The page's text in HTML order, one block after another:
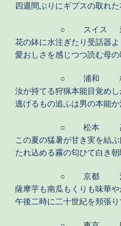
四週間ぶりにギプスの取れ
○ スイス
花の鉢に水注ぎたり受話器
愛おしさを感じつつ読む母
○ 浦和
汝が持てる狩猟本能目覚め
逃げるもの追ふは男の本能
○ 松本
この夏の猛暑が甘き実を結
たれ込める霧の匂ひて白き
○ 京都
薩摩芋も南瓜もくりも味華
午後二時に二十世紀を頬張